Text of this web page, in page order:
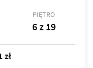
PIĘTRO
6 z 19
zł